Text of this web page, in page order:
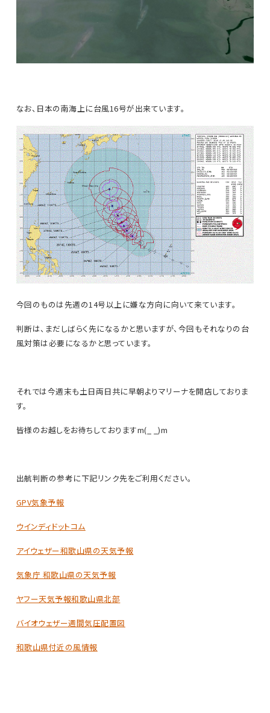
なお、日本の南海上に台風16号が出来ています。
今回のものは先週の14号以上に嫌な方向に向いて来ています。
判断は、まだしばらく先になるかと思いますが、今回もそれなりの台
風対策は必要になるかと思っています。
それでは今週末も土日両日共に早朝よりマリーナを開店しておりま
す。
皆様のお越しをお待ちしておりますm(_ _)m
出航判断の参考に下記リンク先をご利用ください。
GPV気象予報
ウインディドットコム
アイウェザー和歌山県の天気予報
気象庁 和歌山県の天気予報
ヤフー天気予報和歌山県北部
バイオウェザー週間気圧配置図
和歌山県付近の風情報